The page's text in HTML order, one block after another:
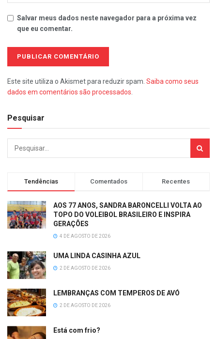
Salvar meus dados neste navegador para a próxima vez
que eu comentar.
Este site utiliza o Akismet para reduzir spam. Saiba como seus
dados em comentários são processados
Pesquisar
Tendências Comentados Recentes
AOS 77 ANOS, SANDRA BARONCELLI VOLTA AO
TOPO DO VOLEIBOL BRASILEIRO E INSPIRA
GERAÇÕES
4 DE AGOSTO DE 2026
UMA LINDA CASINHA AZUL
2 DE AGOSTO DE 2026
LEMBRANÇAS COM TEMPEROS DE AVÓ
2 DE AGOSTO DE 2026
Está com frio?